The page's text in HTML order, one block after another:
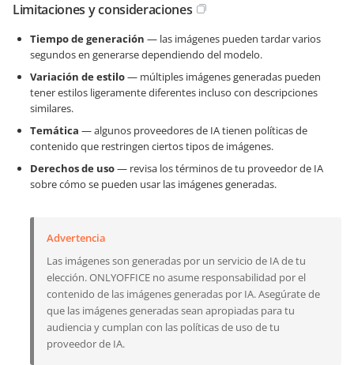
Limitaciones y consideraciones
Tiempo de generación — las imágenes pueden tardar varios
segundos en generarse dependiendo del modelo.
Variación de estilo— múltiples imágenes generadas pueden
tener estilos ligeramente diferentes incluso con descripciones
similares.
Temática — algunos proveedores de IA tienen políticas de
contenido que restringen ciertos tipos de imágenes.
Derechos de uso— revisa los términos de tu proveedor de IA
sobre cómo se pueden usar las imágenes generadas.
Advertencia
Las imágenes son generadas por un servicio de IA de tu
elección. ONLYOFFICE no asume responsabilidad por el
contenido de las imágenes generadas por IA. Asegúrate de
que las imágenes generadas sean apropiadas para tu
audiencia y cumplan con las políticas de uso de tu
proveedor de IA.